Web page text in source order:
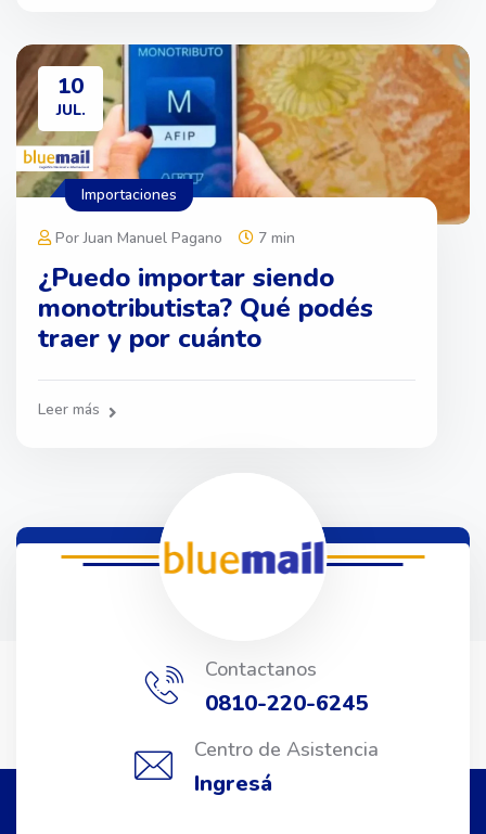
10
JUL.
Por Juan Manuel Pagano 7 min
¿Puedo importar siendo
monotributista? Qué podés
traer y por cuánto
Leer más
Importaciones
Contactanos
0810-220-6245
Centro de Asistencia
Ingresá